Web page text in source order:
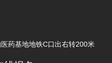
药基地地铁C口出右转200米